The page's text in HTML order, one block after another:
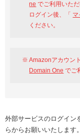
ne でご利用いただ
ログイン後、「 マ
ください。
Amazonアカウン
Domain One でご
外部サービスのログイン
らからお願いいたします。